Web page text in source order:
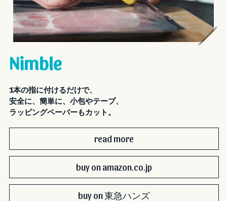
2017.04.28
日経流通新聞（日経MJ）にて、 ニンブル (Nimble)が紹介されました。
2017.04.28
HBC北海道放送ラジオ局“朝刊さくらい”にて、ニンブル (Nimble)
が紹介
2017.04.24
日本テレビ系列 ZIP! にて、
東急ハンズのキッチンフロアにて、
ました。
Nimble
1本の指に付けるだけで、
安全に、簡単に、小包やテープ、
ラッピングペーパーもカット。
read more
buy on amazon.co.jp
buy on 東急ハンズ